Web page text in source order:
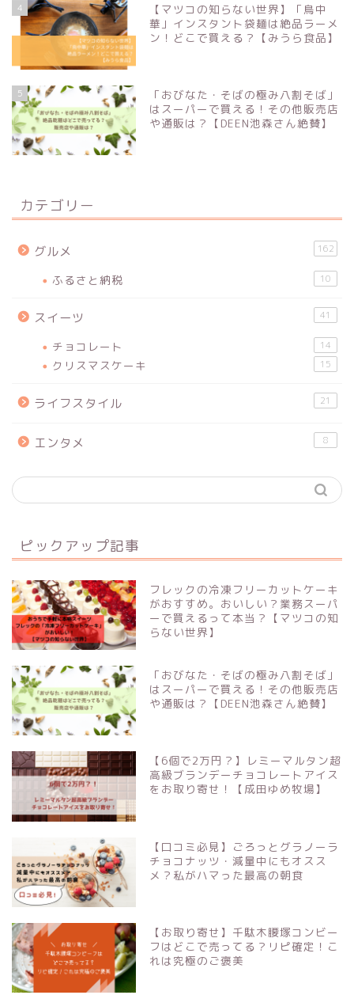
4
【マツコの知らない世界】「鳥中
華」インスタント袋麺は絶品ラーメ
ン！どこで買える？【みうら食品】
5
「おびなた・そばの極み八割そば」
はスーパーで買える！その他販売店
や通販は？【DEEN池森さん絶賛】
カテゴリー
グルメ 162
ふるさと納税 10
スイーツ 41
チョコレート 14
クリスマスケーキ 15
ライフスタイル 21
エンタメ 8
ピックアップ記事
フレックの冷凍フリーカットケーキ
がおすすめ。おいしい？業務スーパ
ーで買えるって本当？【マツコの知
らない世界】
「おびなた・そばの極み八割そば」
はスーパーで買える！その他販売店
や通販は？【DEEN池森さん絶賛】
【6個で2万円？】レミーマルタン超
高級ブランデーチョコレートアイス
をお取り寄せ！【成田ゆめ牧場】
【口コミ必見】ごろっとグラノーラ
チョコナッツ・減量中にもオスス
メ？私がハマった最高の朝食
【お取り寄せ】千駄木腰塚コンビー
フはどこで売ってる？リピ確定！こ
れは究極のご褒美